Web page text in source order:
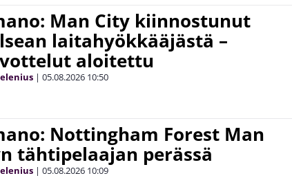
Man City kiinnostunut
laitahyökkääjästä –
aloitettu
| 05.08.2026 10:50
Nottingham Forest Man
tähtipelaajan perässä
| 05.08.2026 10:09